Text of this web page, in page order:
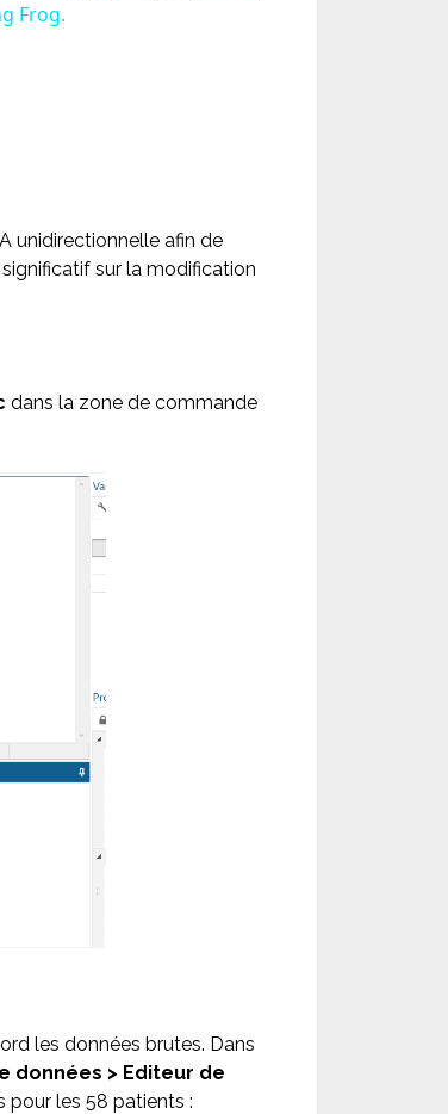
Frog.
unidirectionnelle afin de
sur la modification
dans la zone de commande
les données brutes. Dans
données > Editeur de
pour les 58 patients :